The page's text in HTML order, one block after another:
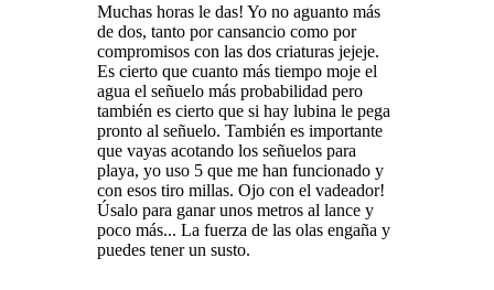
Muchas horas le das! Yo no aguanto más
de dos, tanto por cansancio como por
compromisos con las dos criaturas jejeje.
Es cierto que cuanto más tiempo moje el
agua el señuelo más probabilidad pero
también es cierto que si hay lubina le pega
pronto al señuelo. También es importante
que vayas acotando los señuelos para
playa, yo uso 5 que me han funcionado y
con esos tiro millas. Ojo con el vadeador!
Úsalo para ganar unos metros al lance y
poco más... La fuerza de las olas engaña y
puedes tener un susto.